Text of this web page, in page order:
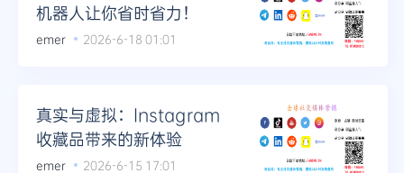
机器人让你省时省力！
emer 2026-6-18 01:01
真实与虚拟：Instagram
收藏品带来的新体验
emer 2026-6-15 17:01